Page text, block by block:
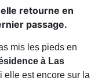
retourne en
passage.
mis les pieds en
à Las
elle est encore sur la